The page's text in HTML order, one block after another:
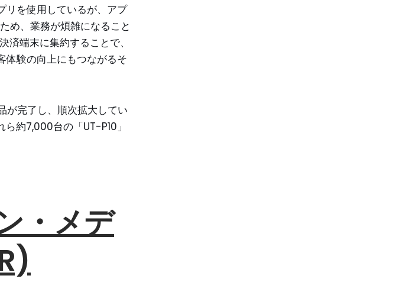
リを使用しているが、アプ
め、業務が煩雑になること
端末に集約することで、
体験の向上にもつながるそ
が完了し、順次拡大してい
約7,000台の「UT-P10」
・メデ